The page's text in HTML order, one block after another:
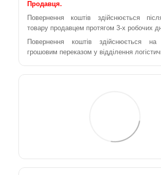
Продавця.
Повернення коштів здійснюється
товару продавцем протягом 3-х робочих
Повернення коштів здійснюється
грошовим переказом у відділення